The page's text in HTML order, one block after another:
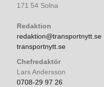
171 54 Solna
Redaktion
redaktion@transportnytt.se
transportnytt.se
Chefredaktör
Lars Andersson
0708-29 97 26